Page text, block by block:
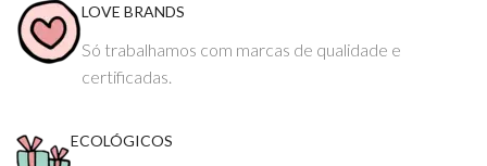
LOVE BRANDS
Só trabalhamos com marcas de qualidade e
certificadas.
ECOLÓGICOS